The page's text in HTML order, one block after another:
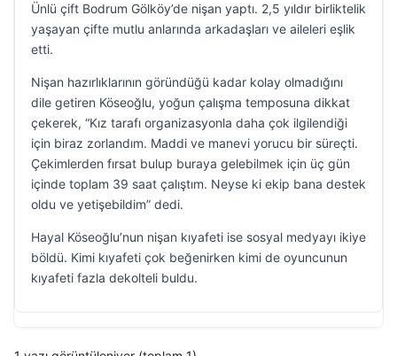
Ünlü çift Bodrum Gölköy’de nişan yaptı. 2,5 yıldır birliktelik
yaşayan çifte mutlu anlarında arkadaşları ve aileleri eşlik
etti.
Nişan hazırlıklarının göründüğü kadar kolay olmadığını
dile getiren Köseoğlu, yoğun çalışma temposuna dikkat
çekerek, “Kız tarafı organizasyonla daha çok ilgilendiği
için biraz zorlandım. Maddi ve manevi yorucu bir süreçti.
Çekimlerden fırsat bulup buraya gelebilmek için üç gün
içinde toplam 39 saat çalıştım. Neyse ki ekip bana destek
oldu ve yetişebildim” dedi.
Hayal Köseoğlu’nun nişan kıyafeti ise sosyal medyayı ikiye
böldü. Kimi kıyafeti çok beğenirken kimi de oyuncunun
kıyafeti fazla dekolteli buldu.